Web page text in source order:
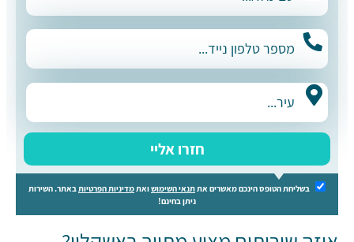
חזרו אליי
בשליחת הטופס הינכם מאשרים את תנאי השימושואת מדיניות הפרטיות באתר. השירות
ניתן בחינם!